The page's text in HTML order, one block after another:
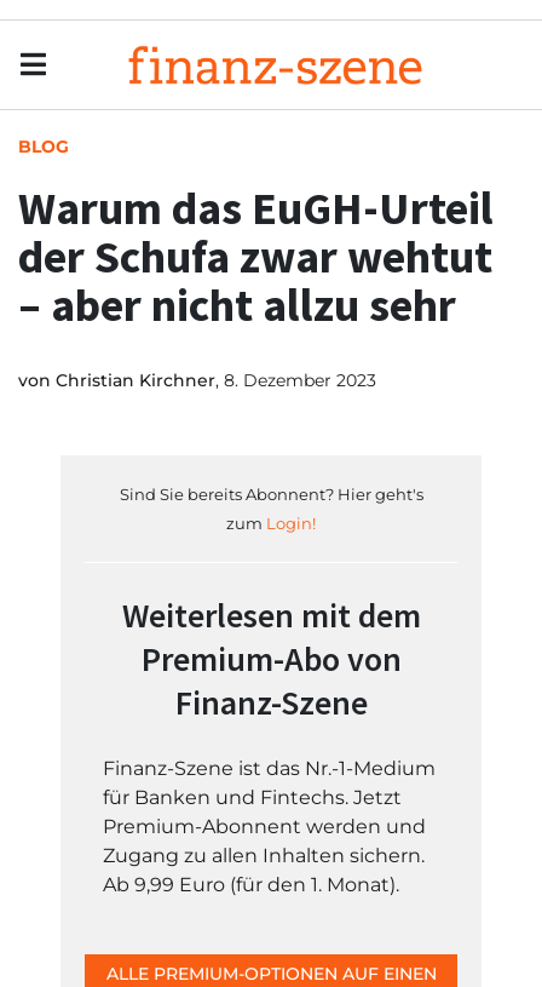
BLOG
Warum das EuGH-Urteil
der Schufa zwar wehtut
– aber nicht allzu sehr
von Christian Kirchner, 8. Dezember 2023
Sind Sie bereits Abonnent? Hier geht's
zum Login!
Weiterlesen mit dem
Premium-Abo von
Finanz-Szene
Finanz-Szene ist das Nr.-1-Medium
für Banken und Fintechs. Jetzt
Premium-Abonnent werden und
Zugang zu allen Inhalten sichern.
Ab 9,99 Euro (für den 1. Monat).
ALLE PREMIUM-OPTIONEN AUF EINEN